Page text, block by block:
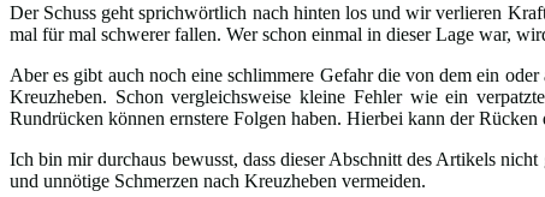
Der Schuss geht sprichwörtlich nach hinten los und wir verlieren
mal für mal schwerer fallen. Wer schon einmal in dieser Lage war,
Aber es gibt auch noch eine schlimmere Gefahr die von dem ein
Kreuzheben. Schon vergleichsweise kleine Fehler wie ein
Rundrücken können ernstere Folgen haben. Hierbei kann der
Ich bin mir durchaus bewusst, dass dieser Abschnitt des Artikels
und unnötige Schmerzen nach Kreuzheben vermeiden.